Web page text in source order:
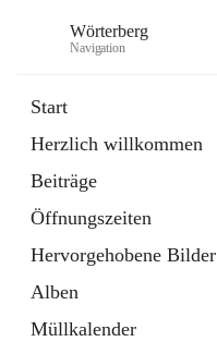
Wörterberg
Navigation
Start
Herzlich willkommen
Beiträge
Öffnungszeiten
Hervorgehobene Bilder
Alben
Müllkalender
5 Schnellzugriffe
Bürgerservice
9 Schnellzugriffe